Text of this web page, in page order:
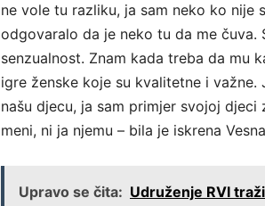
ne vole tu razliku, ja sam neko ko nije
odgovaralo da je neko tu da me čuva.
senzualnost. Znam kada treba da mu
igre ženske koje su kvalitetne i važne.
našu djecu, ja sam primjer svojoj
meni, ni ja njemu – bila je iskrena
Upravo se čita: Udruženje RVI